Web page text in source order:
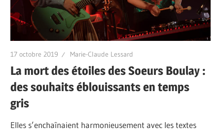
17 octobre 2019 Marie-Claude Lessard
La mort des étoiles des Soeurs Boulay :
des souhaits éblouissants en temps
gris
Elles s’enchaînaient harmonieusement avec les textes